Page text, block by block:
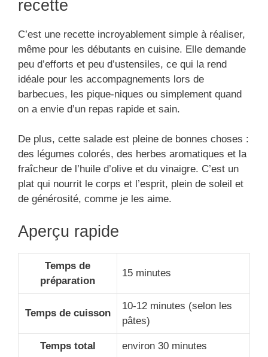
recette
C’est une recette incroyablement simple à réaliser,
même pour les débutants en cuisine. Elle demande
peu d’efforts et peu d’ustensiles, ce qui la rend
idéale pour les accompagnements lors de
barbecues, les pique-niques ou simplement quand
on a envie d’un repas rapide et sain.
De plus, cette salade est pleine de bonnes choses :
des légumes colorés, des herbes aromatiques et la
fraîcheur de l’huile d’olive et du vinaigre. C’est un
plat qui nourrit le corps et l’esprit, plein de soleil et
de générosité, comme je les aime.
Aperçu rapide
Temps de
préparation
15 minutes
Temps de cuisson
10-12 minutes (selon les
pâtes)
Temps total environ 30 minutes